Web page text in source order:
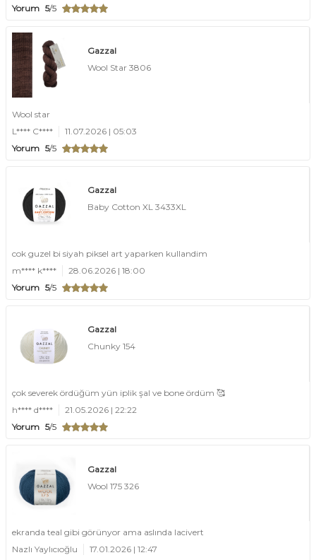
Yorum 5/5
Gazzal
Wool Star 3806
Wool star
L**** C****
11.07.2026 | 05:03
Yorum 5/5
Gazzal
Baby Cotton XL 3433XL
cok guzel bi siyah piksel art yaparken kullandim
m**** k****
28.06.2026 | 18:00
Yorum 5/5
Gazzal
Chunky 154
çok severek ördüğüm yün iplik şal ve bone ördüm 🥰
h**** d****
21.05.2026 | 22:22
Yorum 5/5
Gazzal
Wool 175 326
ekranda teal gibi görünyor ama aslında lacivert
Nazlı Yaylıcıoğlu
17.01.2026 | 12:47